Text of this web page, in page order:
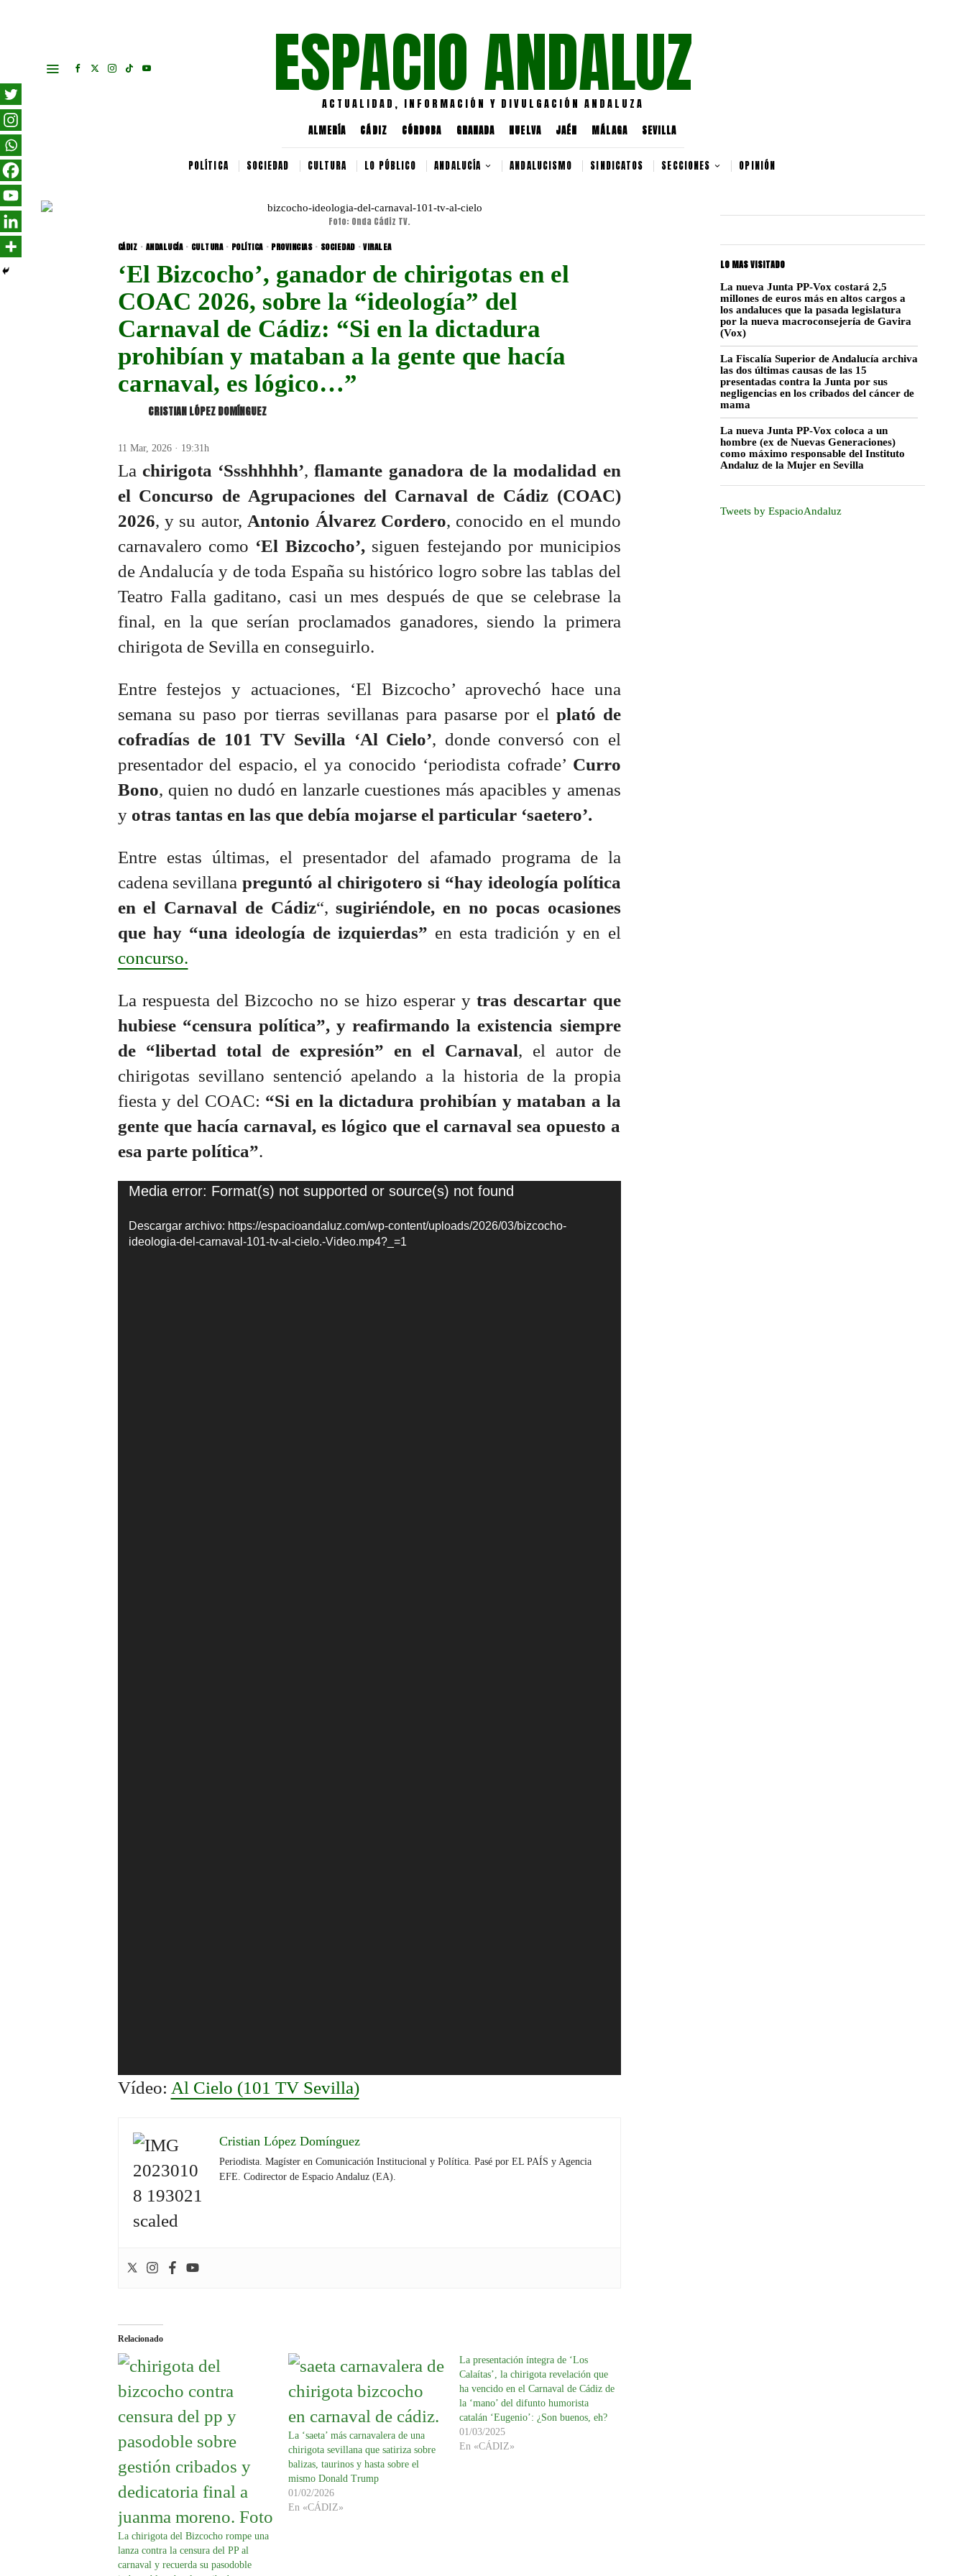
ESPACIO ANDALUZ
ACTUALIDAD, INFORMACIÓN Y DIVULGACIÓN ANDALUZA
ALMERÍA CÁDIZ CÓRDOBA GRANADA HUELVA JAÉN MÁLAGA SEVILLA
POLÍTICA SOCIEDAD CULTURA LO PÚBLICO ANDALUCÍA ANDALUCISMO SINDICATOS SECCIONES OPINIÓN
Foto: Onda Cádiz TV.
CÁDIZ · ANDALUCÍA · CULTURA · POLÍTICA · PROVINCIAS · SOCIEDAD · VIRALEA
‘El Bizcocho’, ganador de chirigotas en el
COAC 2026, sobre la “ideología” del
Carnaval de Cádiz: “Si en la dictadura
prohibían y mataban a la gente que hacía
carnaval, es lógico…”
CRISTIAN LÓPEZ DOMÍNGUEZ
11 Mar, 2026 · 19:31h
La chirigota ‘Ssshhhhh’,flamante ganadora de la modalidad en
el Concurso de Agrupaciones del Carnaval de Cádiz (COAC)
2026, y su autor, Antonio Álvarez Cordero, conocido en el mundo
carnavalero como ‘El Bizcocho’,siguen festejando por municipios
de Andalucía y de toda España su histórico logro sobre las tablas del
Teatro Falla gaditano, casi un mes después de que se celebrase la
final, en la que serían proclamados ganadores, siendo la primera
chirigota de Sevilla en conseguirlo.
Entre festejos y actuaciones, ‘El Bizcocho’ aprovechó hace una
semana su paso por tierras sevillanas para pasarse por el plató de
cofradías de 101 TV Sevilla ‘Al Cielo’, donde conversó con el
presentador del espacio, el ya conocido ‘periodista cofrade’ Curro
Bono, quien no dudó en lanzarle cuestiones más apacibles y amenas
y otras tantas en las que debía mojarse el particular ‘saetero’.
Entre estas últimas, el presentador del afamado programa de la
cadena sevillanapreguntó al chirigotero si “hay ideología política
en el Carnaval de Cádiz“,sugiriéndole, en no pocas ocasiones
que hay “una ideología de izquierdas” en esta tradición y en el
concurso.
La respuesta del Bizcocho no se hizo esperar ytras descartar que
hubiese “censura política”, y reafirmando la existencia siempre
de “libertad total de expresión” en el Carnaval, el autor de
chirigotas sevillano sentenció apelando a la historia de la propia
fiesta y del COAC: “Si en la dictadura prohibían y mataban a la
gente que hacía carnaval, es lógico que el carnaval sea opuesto a
esa parte política”.
Reproductor
de
vídeo
Media error: Format(s) not supported or source(s) not found
Descargar archivo: https://espacioandaluz.com/wp-content/uploads/2026/03/bizcocho-
ideologia-del-carnaval-101-tv-al-cielo.-Video.mp4?_=1
Vídeo: Al Cielo (101 TV Sevilla)
Cristian López Domínguez
Periodista. Magíster en Comunicación Institucional y Política. Pasé por EL PAÍS y Agencia
EFE. Codirector de Espacio Andaluz (EA).
Relacionado
La chirigota del Bizcocho rompe una
lanza contra la censura del PP al
carnaval y recuerda su pasodoble
La ‘saeta’ más carnavalera de una
chirigota sevillana que satiriza sobre
balizas, taurinos y hasta sobre el
mismo Donald Trump
01/02/2026
En «CÁDIZ»
La presentación íntegra de ‘Los
Calaítas’, la chirigota revelación que
ha vencido en el Carnaval de Cádiz de
la ‘mano’ del difunto humorista
catalán ‘Eugenio’: ¿Son buenos, eh?
01/03/2025
En «CÁDIZ»
LO MAS VISITADO
La nueva Junta PP-Vox costará 2,5
millones de euros más en altos cargos a
los andaluces que la pasada legislatura
por la nueva macroconsejería de Gavira
(Vox)
La Fiscalía Superior de Andalucía archiva
las dos últimas causas de las 15
presentadas contra la Junta por sus
negligencias en los cribados del cáncer de
mama
La nueva Junta PP-Vox coloca a un
hombre (ex de Nuevas Generaciones)
como máximo responsable del Instituto
Andaluz de la Mujer en Sevilla
Tweets by EspacioAndaluz